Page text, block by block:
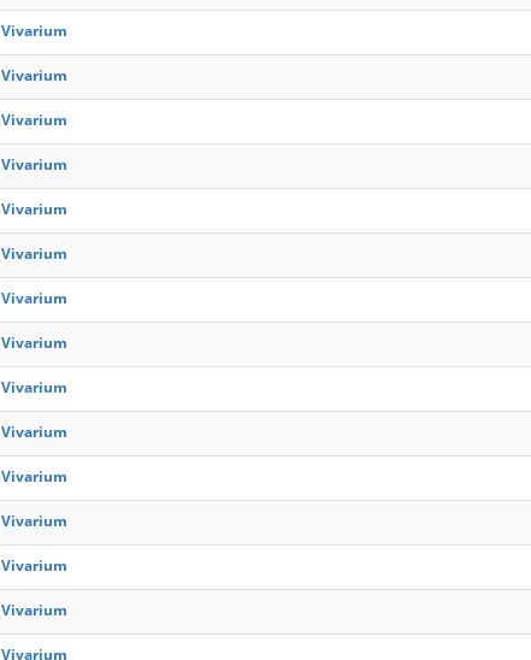
Vivarium
Vivarium
Vivarium
Vivarium
Vivarium
Vivarium
Vivarium
Vivarium
Vivarium
Vivarium
Vivarium
Vivarium
Vivarium
Vivarium
Vivarium